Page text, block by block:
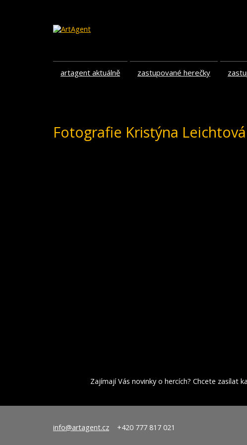
artagent aktuálně zastupované herečky
Fotografie Kristýna
Zajímají Vás novinky o hercích? Chcete zasílat
info@artagent.cz +420 777 817 021